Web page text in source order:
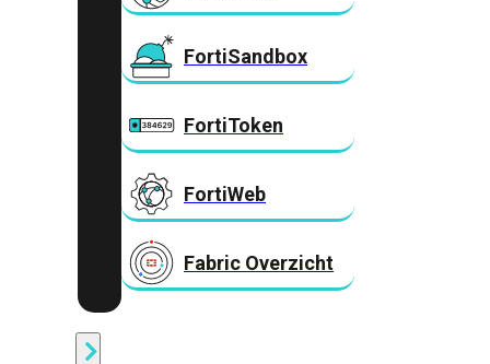
FortiSandbox
FortiToken
FortiWeb
Fabric Overzicht